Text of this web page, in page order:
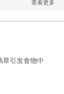
查看更多
草引发食物中